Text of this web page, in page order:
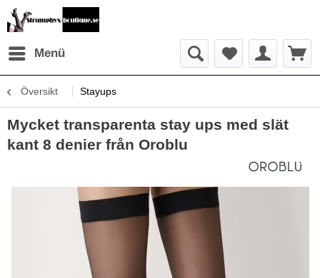
Menü
Översikt Stayups
Mycket transparenta stay ups med slät
kant 8 denier från Oroblu